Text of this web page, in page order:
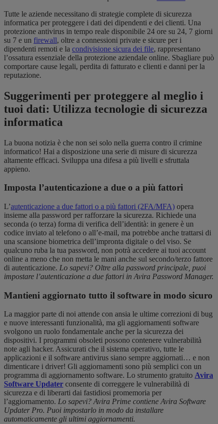
Tutte le aziende necessitano di strategie complete di sicurezza
informatica per proteggere i dati dei dipendenti e dei clienti. Una
protezione antivirus in tempo reale disponibile 24 ore su 24, 7 giorni
su 7 e un firewall, oltre a connessioni private e sicure per i
dipendenti remoti e la condivisione sicura dei file, rappresentano
l’ossatura essenziale della protezione aziendale online. Sbagliare può
comportare cause legali, perdita di fatturato e clienti e danni per la
reputazione.
Suggerimenti per proteggere al meglio i
tuoi dati: Utilizza tecnologie di sicurezza
informatica
La buona notizia è che non sei solo nella guerra contro il crimine
informatico! Hai a disposizione una serie di misure di sicurezza
altamente efficaci. Sviluppa una difesa a più livelli e sfruttala
appieno.
Imposta l’autenticazione a due o a più fattori
L’autenticazione a due fattori o a più fattori (2FA/MFA) opera
insieme alla password per rafforzare la sicurezza. Richiede una
seconda (o terza) forma di verifica dell’identità: in genere è un
codice inviato al telefono o all’e-mail, ma potrebbe anche trattarsi di
una scansione biometrica dell’impronta digitale o del viso. Se
qualcuno ruba la tua password, non potrà accedere ai tuoi account
online a meno che non metta le mani anche sul secondo/terzo fattore
di autenticazione. Lo sapevi? Oltre alla password principale, puoi
impostare l’autenticazione a due fattori in Avira Password Manager.
Mantieni aggiornato tutto il software in modo sicuro
La maggior parte di noi attende con ansia le ultime correzioni di bug
e nuove interessanti funzionalità, ma gli aggiornamenti software
svolgono un ruolo fondamentale anche per la sicurezza dei
dispositivi. I programmi obsoleti possono contenere vulnerabilità
note agli hacker. Assicurati che il sistema operativo, tutte le
applicazioni e il software antivirus siano sempre aggiornati… e non
dimenticare i driver! Gli aggiornamenti sono più semplici con un
programma di aggiornamento software. Lo strumento gratuito Avira
Software Updater consente di correggere le vulnerabilità di
sicurezza e di liberarti dai fastidiosi promemoria per
l’aggiornamento. Lo sapevi? Avira Prime contiene Avira Software
Updater Pro. Puoi impostarlo in modo da installare
automaticamente gli ultimi aggiornamenti.